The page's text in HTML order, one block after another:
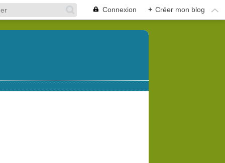
Connexion + Créer mon blog